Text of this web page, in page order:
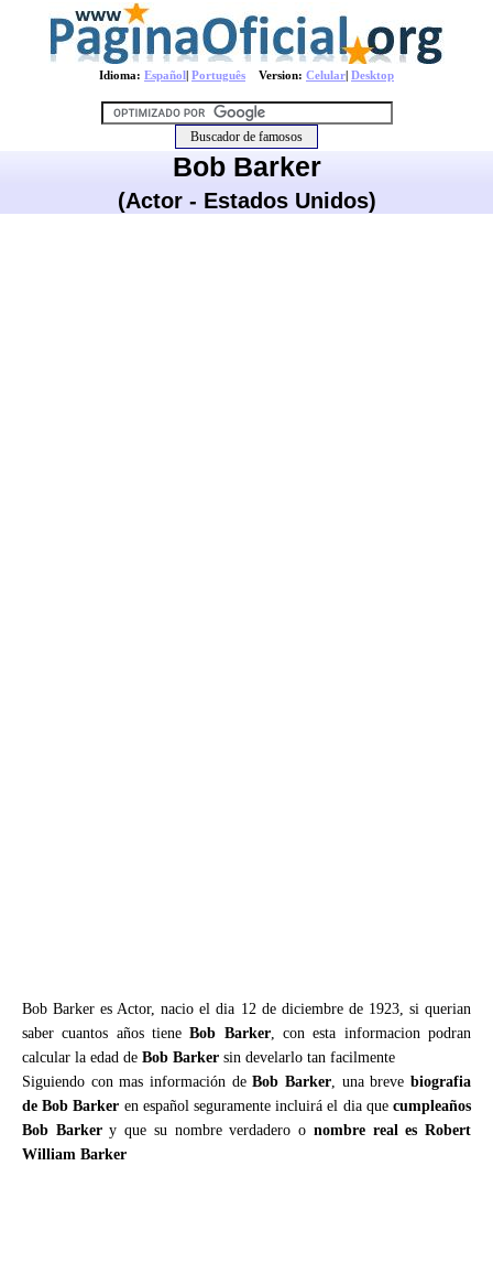
Idioma: Español| Português Version: Celular| Desktop
Bob Barker
(Actor - Estados Unidos)
Bob Barker es Actor, nacio el dia 12 de diciembre de 1923, si querian
saber cuantos años tieneBob Barker, con esta informacion podran
calcular la edad de Bob Barker sin develarlo tan facilmente
Siguiendo con mas información deBob Barker, una brevebiografia
de Bob Barker en español seguramente incluirá el dia quecumpleaños
Bob Barkery que su nombre verdadero o nombre real es Robert
William Barker